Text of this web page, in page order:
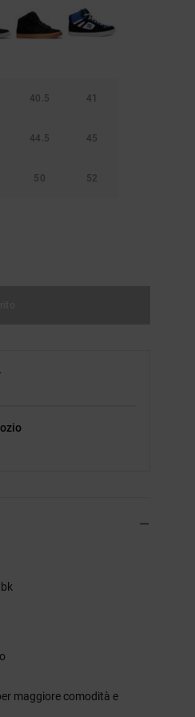
40.5 41
44.5 45
50 52
maggiore comodità e